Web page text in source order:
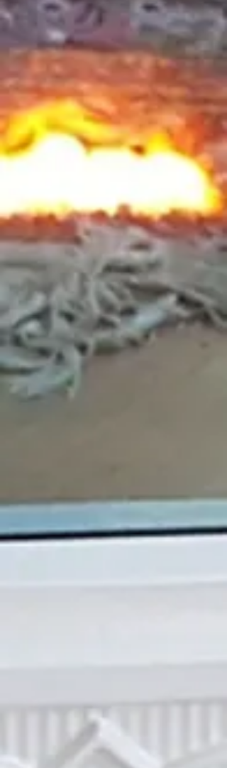
Cordon de porte double
Référence
En stock
Ajouter
Cordon de porte double
Voir plus
Enregistrer ce produit pour plus tard
Favori
Afficher les favoris
Partagez votre achat avec vos amis
Épingler
Cordon de porte double
Rechercher parmi les produits
Mon Compte
Suivi de commande
Panier
Afficher les prix en :